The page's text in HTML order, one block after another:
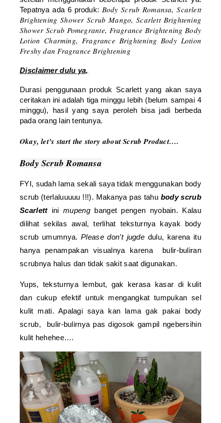
Tepatnya ada 6 produk: Body Scrub Romansa, Scarlett
Brightening Shower Scrub Mango, Scarlett Brightening
Shower Scrub Pomegrante, Fragrance Brightening Body
Lotion Charming, Fragrance Brightening Body Lotion
Freshy dan Fragrance Brightening
Disclaimer dulu ya,
Durasi penggunaan produk Scarlett yang akan saya
ceritakan ini adalah tiga minggu lebih (belum sampai 4
minggu), hasil yang saya peroleh bisa jadi berbeda
pada orang lain tentunya.
Okay, let’s start the story about Scrub Product….
Body Scrub Romansa
FYI, sudah lama sekali saya tidak menggunakan body
scrub (terlaluuuuu !!!). Makanya pas tahu body scrub
Scarlett ini mupengbanget pengen nyobain. Kalau
dilihat sekilas awal, terlihat teksturnya kayak body
scrub umumnya.Please don’t jugde dulu, karena itu
hanya penampakan visualnya karena bulir-buliran
scrubnya halus dan tidak sakit saat digunakan.
Yups, teksturnya lembut, gak kerasa kasar di kulit
dan cukup efektif untuk mengangkat tumpukan sel
kulit mati. Apalagi saya kan lama gak pakai body
scrub, bulir-bulirnya pas digosok gampil ngebersihin
kulit hehehee….